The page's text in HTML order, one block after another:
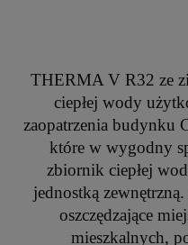
THERMA V R32 ze
ciepłej wody
zaopatrzenia budynku
które w wygodny
zbiornik ciepłej
jednostką
oszczędzające
mieszkalnych,